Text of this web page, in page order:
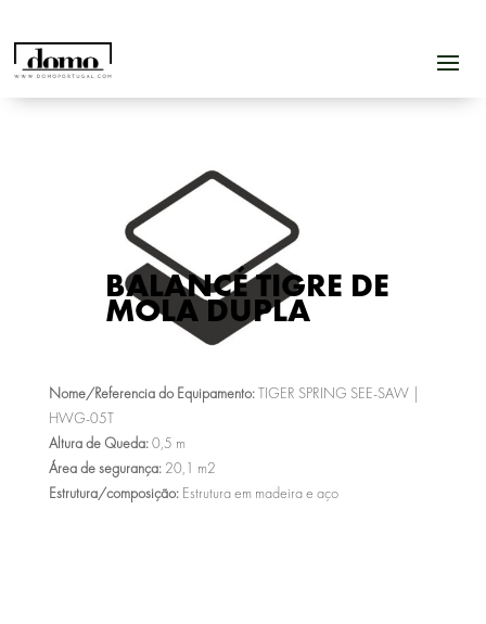
BALANCÉ TIGRE DE
MOLA DUPLA
Nome/Referencia do Equipamento:TIGER SPRING SEE-SAW |
HWG-05T
Altura de Queda:0,5 m
Área de segurança:20,1 m2
Estrutura/composição: Estrutura em madeira e aço